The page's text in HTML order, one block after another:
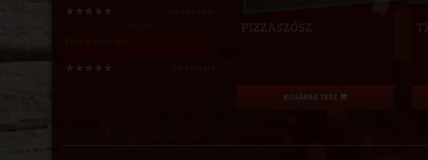
Dániel Farkas
Koszi a teakat is! :)
Dóra Kovács
KOSÁRBA TESZ